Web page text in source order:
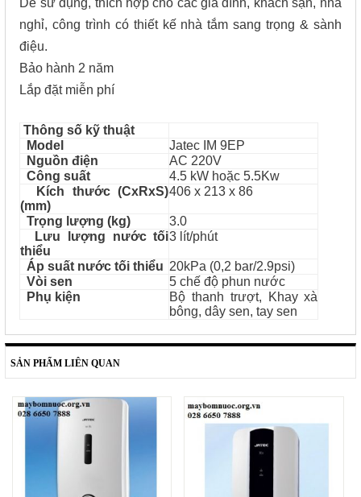
Dễ sử dụng, thích hợp cho các gia đình, khách sạn, nhà
nghỉ, công trình có thiết kế nhà tắm sang trọng & sành
điệu.
Bảo hành 2 năm
Lắp đặt miễn phí
Thông số kỹ thuật
Model
Jatec IM 9EP
Nguồn điện
AC 220V
Công suất
4.5 kW hoặc 5.5Kw
Kích thước (CxRxS)
(mm)
406 x 213 x 86
Trọng lượng (kg)
3.0
Lưu lượng nước tối
thiểu
3 lít/phút
Áp suất nước tối thiểu 20kPa (0,2 bar/2.9psi)
Vòi sen
5 chế độ phun nước
Phụ kiện
Bộ thanh trượt, Khay xà
bông, dây sen, tay sen
SẢN PHẨM LIÊN QUAN